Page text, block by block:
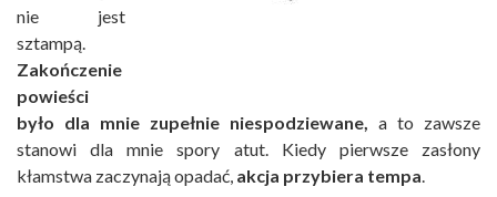
nie jest
sztampą.
Zakończenie
powieści
było dla mnie zupełnie niespodziewane, a to zawsze
stanowi dla mnie spory atut. Kiedy pierwsze zasłony
kłamstwa zaczynają opadać, akcja przybiera tempa.